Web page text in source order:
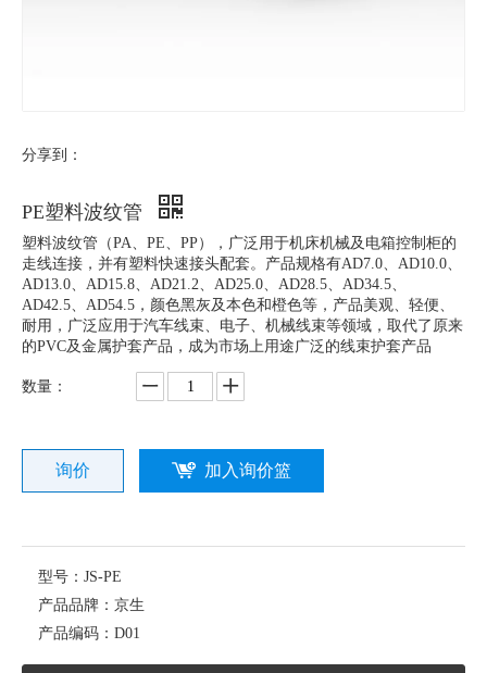
分享到：
PE塑料波纹管
塑料波纹管（PA、PE、PP），广泛用于机床机械及电箱控制柜的
走线连接，并有塑料快速接头配套。产品规格有AD7.0、AD10.0、
AD13.0、AD15.8、AD21.2、AD25.0、AD28.5、AD34.5、
AD42.5、AD54.5，颜色黑灰及本色和橙色等，产品美观、轻便、
耐用，广泛应用于汽车线束、电子、机械线束等领域，取代了原来
的PVC及金属护套产品，成为市场上用途广泛的线束护套产品
数量：
询价 加入询价篮
型号： JS-PE
产品品牌： 京生
产品编码： D01